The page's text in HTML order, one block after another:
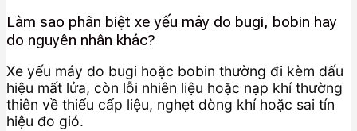
Làm sao phân biệt xe yếu máy do bugi, bobin hay
do nguyên nhân khác?
Xe yếu máy do bugi hoặc bobin thường đi kèm dấu
hiệu mất lửa, còn lỗi nhiên liệu hoặc nạp khí thường
thiên về thiếu cấp liệu, nghẹt dòng khí hoặc sai tín
hiệu đo gió.